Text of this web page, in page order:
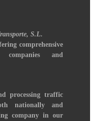
S.L.
comprehensive
and
processing traffic
nationally and
company in our